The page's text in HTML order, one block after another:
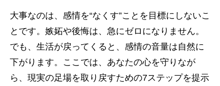
大事なのは、感情を“なくす”ことを目標にしないこ
とです。嫉妬や後悔は、急にゼロになりません。
でも、生活が戻ってくると、感情の音量は自然に
下がります。ここでは、あなたの心を守りなが
ら、現実の足場を取り戻すための7ステップを提示